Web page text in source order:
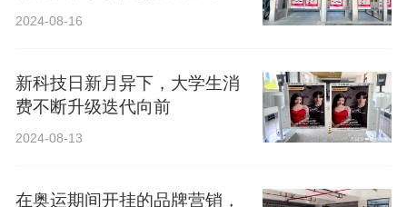
了！
2024-08-16
新科技日新月异下，大学生消
费不断升级迭代向前
2024-08-13
在奥运期间开挂的品牌营销，